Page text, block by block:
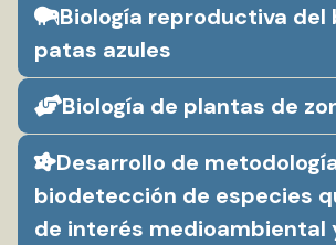
Biología reproductiva del
patas azules
Biología de plantas de
Desarrollo de
biodetección de especies
de interés medioambiental